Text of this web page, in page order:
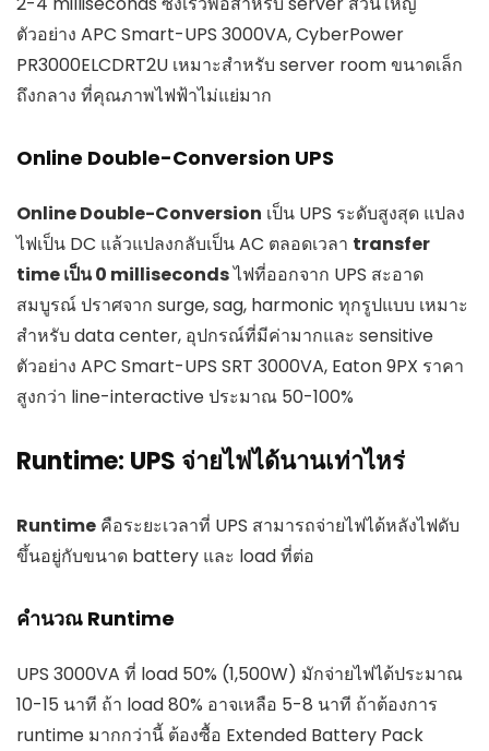
ตัวอย่าง APC Smart-UPS 3000VA, CyberPower
PR3000ELCDRT2U เหมาะสำหรับ server room ขนาดเล็ก
ถึงกลาง ที่คุณภาพไฟฟ้าไม่แย่มาก
Online Double-Conversion UPS
Online Double-Conversion เป็น UPS ระดับสูงสุด แปลง
ไฟเป็น DC แล้วแปลงกลับเป็น AC ตลอดเวลา transfer
time เป็น 0 millisecondsไฟที่ออกจาก UPS สะอาด
สมบูรณ์ ปราศจาก surge, sag, harmonic ทุกรูปแบบ เหมาะ
สำหรับ data center, อุปกรณ์ที่มีค่ามากและ sensitive
ตัวอย่าง APC Smart-UPS SRT 3000VA, Eaton 9PX ราคา
สูงกว่า line-interactive ประมาณ 50-100%
Runtime: UPS จ่ายไฟได้นานเท่าไหร่
Runtime คือระยะเวลาที่ UPS สามารถจ่ายไฟได้หลังไฟดับ
ขึ้นอยู่กับขนาด battery และ load ที่ต่อ
คำนวณ Runtime
UPS 3000VA ที่ load 50% (1,500W) มักจ่ายไฟได้ประมาณ
10-15 นาที ถ้า load 80% อาจเหลือ 5-8 นาที ถ้าต้องการ
runtime มากกว่านี้ ต้องซื้อ Extended Battery Pack